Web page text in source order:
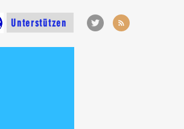
Unterstützen